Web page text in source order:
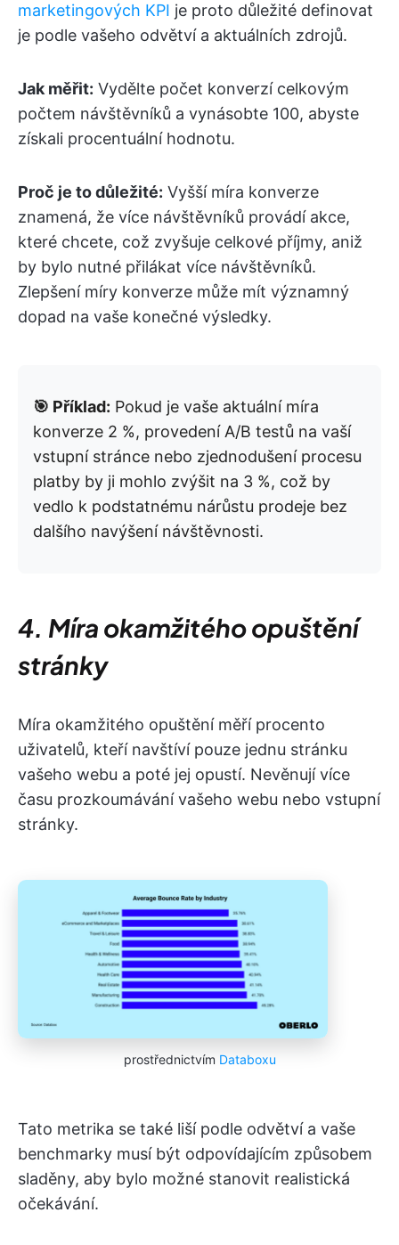
marketingových KPI je proto důležité definovat
je podle vašeho odvětví a aktuálních zdrojů.
Jak měřit: Vydělte počet konverzí celkovým
počtem návštěvníků a vynásobte 100, abyste
získali procentuální hodnotu.
Proč je to důležité: Vyšší míra konverze
znamená, že více návštěvníků provádí akce,
které chcete, což zvyšuje celkové příjmy, aniž
by bylo nutné přilákat více návštěvníků.
Zlepšení míry konverze může mít významný
dopad na vaše konečné výsledky.
🎯 Příklad: Pokud je vaše aktuální míra
konverze 2 %, provedení A/B testů na vaší
vstupní stránce nebo zjednodušení procesu
platby by ji mohlo zvýšit na 3 %, což by
vedlo k podstatnému nárůstu prodeje bez
dalšího navýšení návštěvnosti.
4. Míra okamžitého opuštění
stránky
Míra okamžitého opuštění měří procento
uživatelů, kteří navštíví pouze jednu stránku
vašeho webu a poté jej opustí. Nevěnují více
času prozkoumávání vašeho webu nebo vstupní
stránky.
prostřednictvím Databoxu
Tato metrika se také liší podle odvětví a vaše
benchmarky musí být odpovídajícím způsobem
sladěny, aby bylo možné stanovit realistická
očekávání.